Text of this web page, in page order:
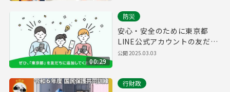
00:29
防災
安心・安全のために東京都
LINE公式アカウントの友だち
追加をお願いします！
公開2025.03.03
行財政